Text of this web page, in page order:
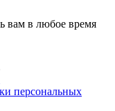
вам в любое время
персональных